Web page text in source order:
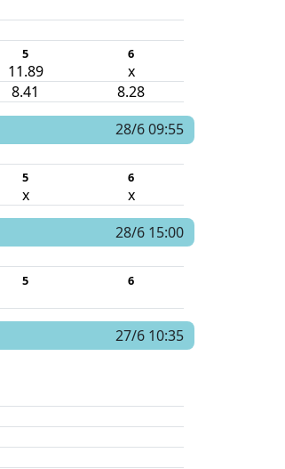
5 6
11.89 x
8.41 8.28
28/6 09:55
5 6
x x
28/6 15:00
5 6
27/6 10:35